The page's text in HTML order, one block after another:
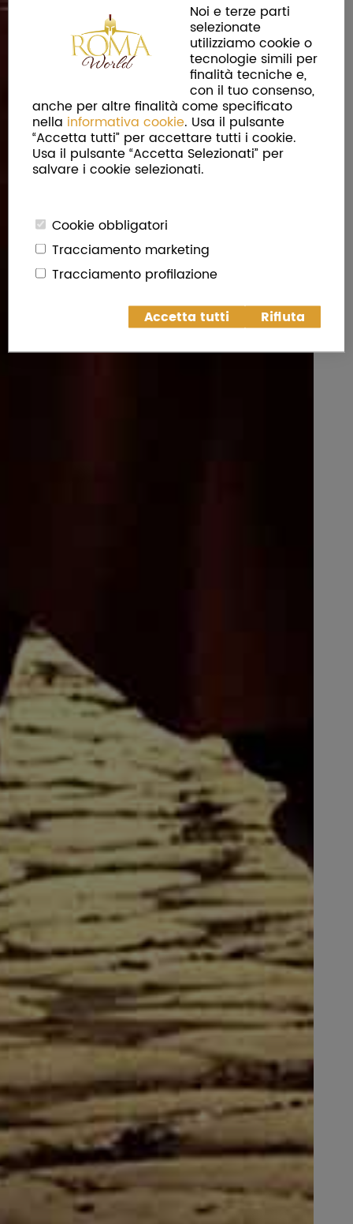
Noi e terze parti
selezionate
utilizziamo cookie o
tecnologie simili per
finalità tecniche e,
con il tuo consenso,
anche per altre finalità come specificato
nella informativa cookie. Usa il pulsante
“Accetta tutti” per accettare tutti i cookie.
Usa il pulsante “Accetta Selezionati” per
salvare i cookie selezionati.
Cookie obbligatori
Tracciamento marketing
Tracciamento profilazione
Accetta tutti Rifiuta